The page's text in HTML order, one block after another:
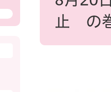
止 の